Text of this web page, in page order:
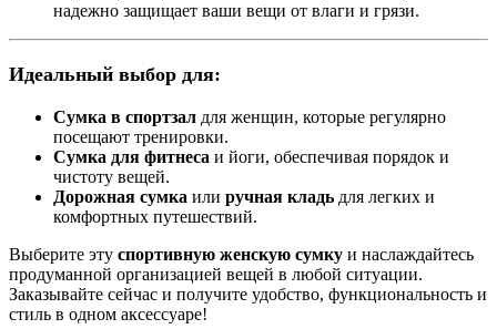
надежно защищает ваши вещи от влаги и грязи.
Идеальный выбор для:
Сумка в спортзал для женщин, которые регулярно
посещают тренировки.
Сумка для фитнеса и йоги, обеспечивая порядок и
чистоту вещей.
Дорожная сумка или ручная кладь для легких и
комфортных путешествий.
Выберите эту спортивную женскую сумку и наслаждайтесь
продуманной организацией вещей в любой ситуации.
Заказывайте сейчас и получите удобство, функциональность и
стиль в одном аксессуаре!